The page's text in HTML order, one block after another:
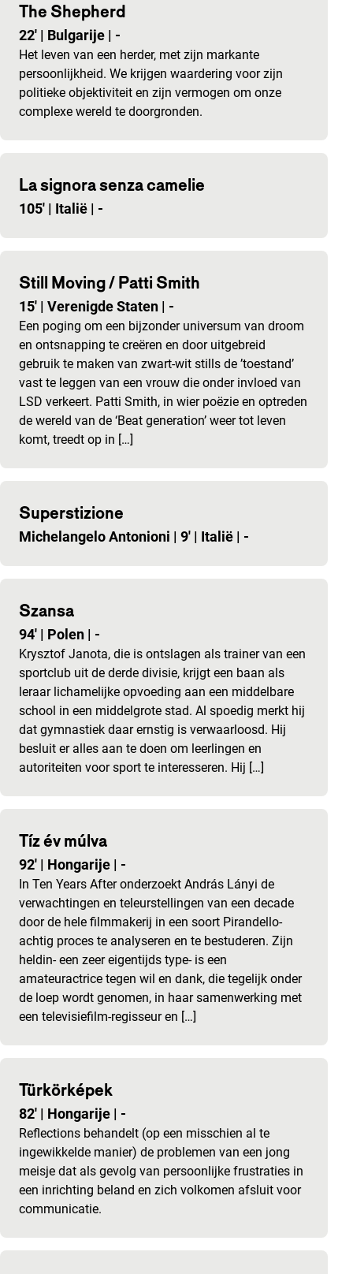
The Shepherd
22' | Bulgarije | -
Het leven van een herder, met zijn markante
persoonlijkheid. We krijgen waardering voor zijn
politieke objektiviteit en zijn vermogen om onze
complexe wereld te doorgronden.
La signora senza camelie
105' | Italië | -
Still Moving / Patti Smith
15' | Verenigde Staten | -
Een poging om een bijzonder universum van droom
en ontsnapping te creëren en door uitgebreid
gebruik te maken van zwart-wit stills de ’toestand’
vast te leggen van een vrouw die onder invloed van
LSD verkeert. Patti Smith, in wier poëzie en optreden
de wereld van de ‘Beat generation’ weer tot leven
komt, treedt op in […]
Superstizione
Michelangelo Antonioni | 9' | Italië | -
Szansa
94' | Polen | -
Krysztof Janota, die is ontslagen als trainer van een
sportclub uit de derde divisie, krijgt een baan als
leraar lichamelijke opvoeding aan een middelbare
school in een middelgrote stad. Al spoedig merkt hij
dat gymnastiek daar ernstig is verwaarloosd. Hij
besluit er alles aan te doen om leerlingen en
autoriteiten voor sport te interesseren. Hij […]
Tíz év múlva
92' | Hongarije | -
In Ten Years After onderzoekt András Lányi de
verwachtingen en teleurstellingen van een decade
door de hele filmmakerij in een soort Pirandello-
achtig proces te analyseren en te bestuderen. Zijn
heldin- een zeer eigentijds type- is een
amateuractrice tegen wil en dank, die tegelijk onder
de loep wordt genomen, in haar samenwerking met
een televisiefilm-regisseur en […]
Türkörképek
82' | Hongarije | -
Reflections behandelt (op een misschien al te
ingewikkelde manier) de problemen van een jong
meisje dat als gevolg van persoonlijke frustraties in
een inrichting beland en zich volkomen afsluit voor
communicatie.